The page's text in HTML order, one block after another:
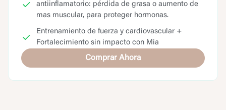
antiinflamatorio: pérdida de grasa o aumento de
mas muscular, para proteger hormonas.
Entrenamiento de fuerza y cardiovascular +
Fortalecimiento sin impacto con Mia
Comprar Ahora